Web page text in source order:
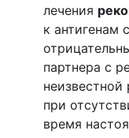
лечения
к антигенам
партнера с
при
время